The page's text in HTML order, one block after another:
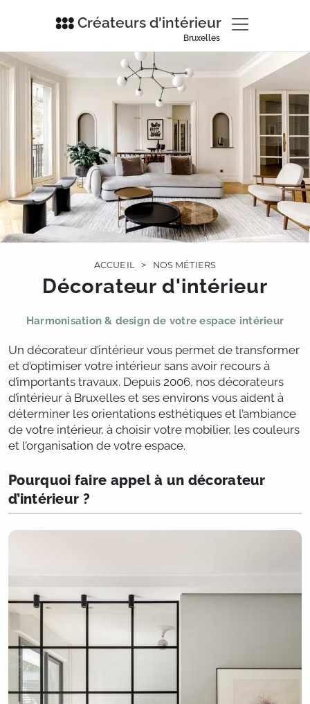
Créateurs d'intérieur
Bruxelles
ACCUEIL > NOS MÉTIERS
Décorateur d'intérieur
Harmonisation & design de votre espace intérieur
Un décorateur d’intérieur vous permet de transformer
et d’optimiser votre intérieur sans avoir recours à
d’importants travaux. Depuis 2006, nos décorateurs
d’intérieur à Bruxelles et ses environs vous aident à
déterminer les orientations esthétiques et l’ambiance
de votre intérieur, à choisir votre mobilier, les couleurs
et l’organisation de votre espace.
Pourquoi faire appel à un décorateur
d’intérieur ?